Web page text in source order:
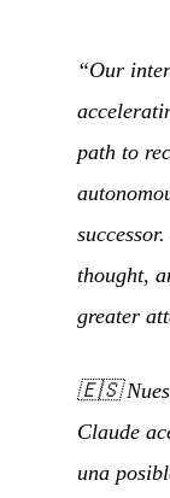
“Our
path to
thought,
greater
🇪🇸
Claude
una